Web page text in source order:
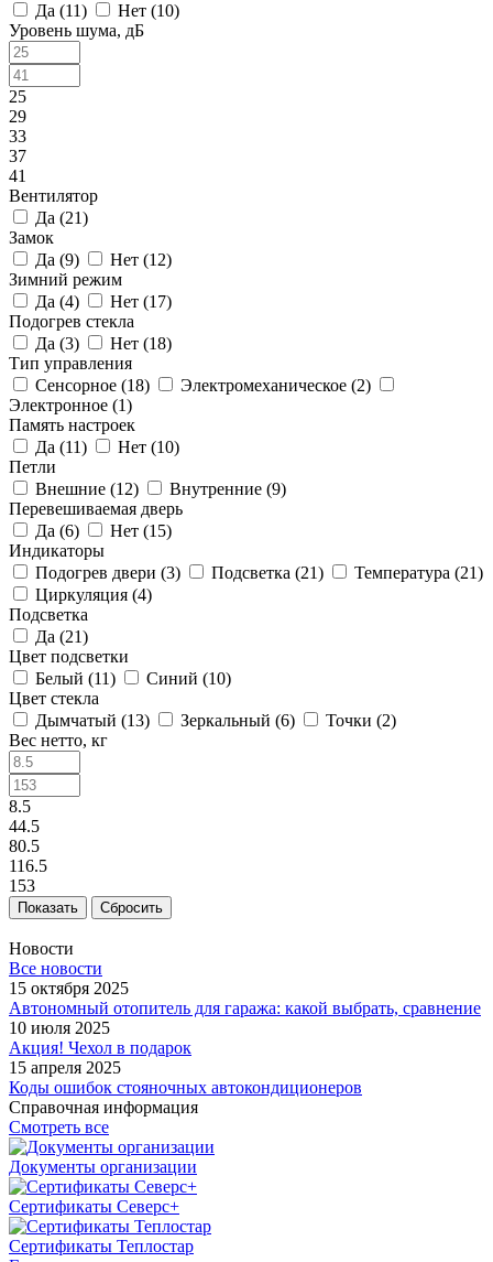
Да (11) Нет (10)
Уровень шума, дБ
25
29
33
37
41
Вентилятор
Да (21)
Замок
Да (9) Нет (12)
Зимний режим
Да (4) Нет (17)
Подогрев стекла
Да (3) Нет (18)
Тип управления
Сенсорное (18) Электромеханическое (2)
Электронное (1)
Память настроек
Да (11) Нет (10)
Петли
Внешние (12) Внутренние (9)
Перевешиваемая дверь
Да (6) Нет (15)
Индикаторы
Подогрев двери (3) Подсветка (21) Температура (21)
Циркуляция (4)
Подсветка
Да (21)
Цвет подсветки
Белый (11) Синий (10)
Цвет стекла
Дымчатый (13) Зеркальный (6) Точки (2)
Вес нетто, кг
8.5
44.5
80.5
116.5
153
Сбросить
Новости
Все новости
15 октября 2025
Автономный отопитель для гаража: какой выбрать, сравнение
10 июля 2025
Акция! Чехол в подарок
15 апреля 2025
Коды ошибок стояночных автокондиционеров
Справочная информация
Смотреть все
Документы организации
Сертификаты Северс+
Сертификаты Теплостар